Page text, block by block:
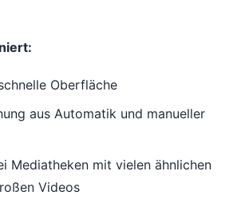
Oberfläche
aus Automatik und manueller
Mediatheken mit vielen ähnlichen
Videos